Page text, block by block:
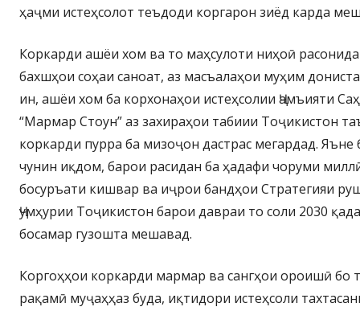
ҳаҷми истеҳсолот теъдоди коргарон зиёд карда
Коркарди ашёи хом ва то маҳсулоти ниҳоӣ
бахшҳои соҳаи саноат, аз масъалаҳои муҳим
ин, ашёи хом ба корхонаҳои истеҳсолии Ҷамъияти
“Мармар Стоун” аз захираҳои табиии Тоҷикистон
коркарди пурра ба мизоҷон дастрас мегардад. Яъне
чунин иқдом, барои расидан ба ҳадафи чоруми
босуръати кишвар ва иҷрои бандҳои Стратегияи
Ҷумҳурии Тоҷикистон барои давраи то соли 2030
босамар гузошта мешавад.
Коргоҳҳои коркарди мармар ва сангҳои ороишӣ бо
рақамӣ муҷаҳҳаз буда, иқтидори истеҳсоли